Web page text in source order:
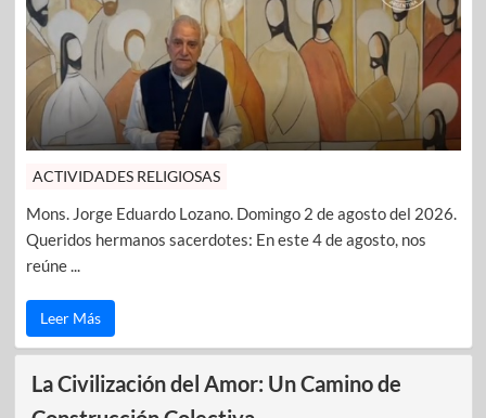
ACTIVIDADES RELIGIOSAS
Mons. Jorge Eduardo Lozano. Domingo 2 de agosto del 2026.
Queridos hermanos sacerdotes: En este 4 de agosto, nos
reúne ...
Leer Más
La Civilización del Amor: Un Camino de